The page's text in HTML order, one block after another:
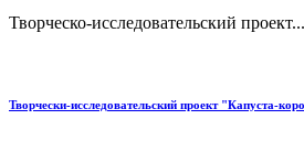
Творческо-исследовательский проект...
Творчески-исследовательский проект "Капуста-